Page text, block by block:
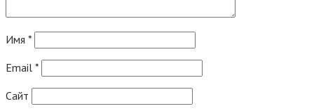
Имя *
Email *
Сайт